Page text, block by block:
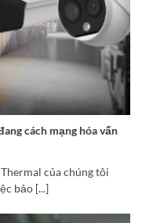
cách mạng hóa vấn
của chúng tôi
bảo [...]